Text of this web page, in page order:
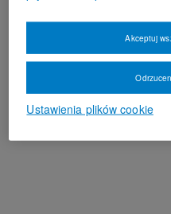
Ustawienia plików cookie
Akceptuj